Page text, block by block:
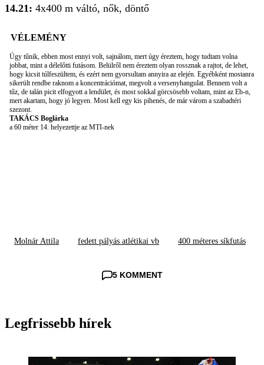
14.21: 4x400 m váltó, nők, döntő
Úgy tűnik, ebben most ennyi volt, sajnálom, mert úgy éreztem, hogy tudtam volna
jobbat, mint a délelőtti futásom. Belülről nem éreztem olyan rossznak a rajtot, de lehet,
hogy kicsit túlfeszültem, és ezért nem gyorsultam annyira az elején. Egyébként mostanra
sikerült rendbe raknom a koncentrációmat, megvolt a versenyhangulat. Bennem volt a
tűz, de talán picit elfogyott a lendület, és most sokkal görcsösebb voltam, mint az Eb-n,
mert akartam, hogy jó legyen. Most kell egy kis pihenés, de már várom a szabadtéri
szezont.
TAKÁCS Boglárka
a 60 méter 14. helyezettje az MTI-nek
VÉLEMÉNY
Molnár Attila fedett pályás atlétikai vb 400 méteres síkfutás
5 KOMMENT
Legfrissebb hírek